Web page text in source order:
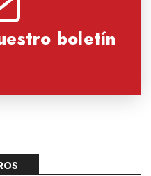
boletín